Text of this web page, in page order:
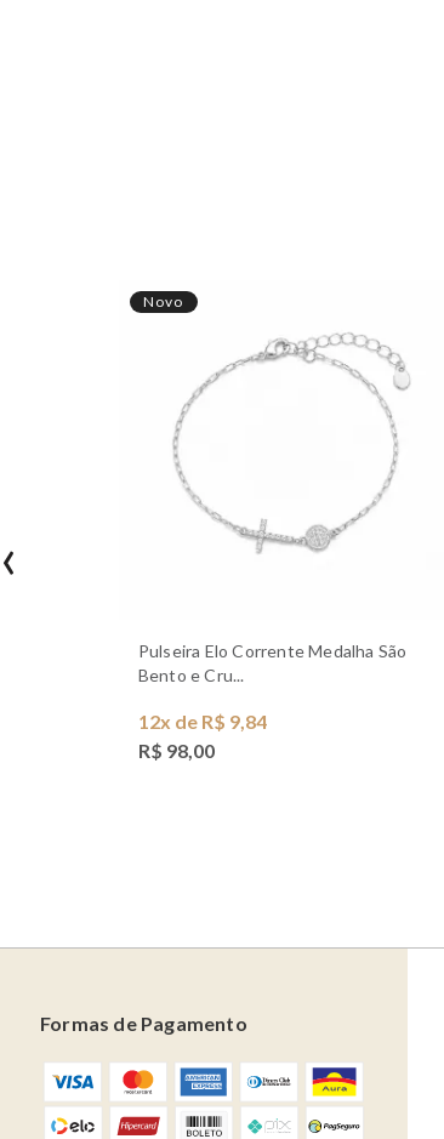
Novo
Pulseira Elo Corrente Medalha São
Bento e Cru...
12x de R$ 9,84
R$ 98,00
‹
Formas de Pagamento